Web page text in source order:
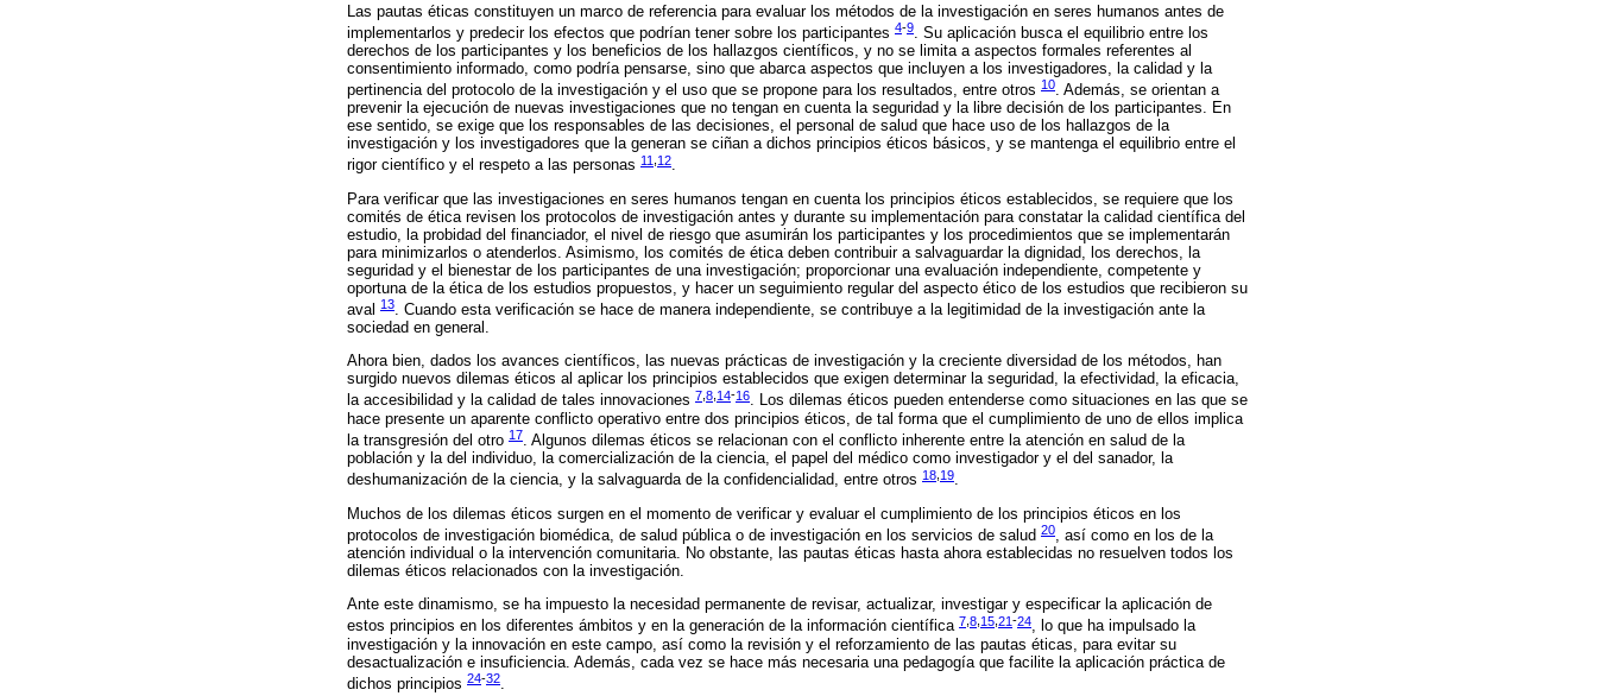
Las pautas éticas constituyen un marco de referencia para evaluar los métodos de la investigación en seres humanos antes de
implementarlos y predecir los efectos que podrían tener sobre los participantes 4-9
. Su aplicación busca el equilibrio entre los
derechos de los participantes y los beneficios de los hallazgos científicos, y no se limita a aspectos formales referentes al
consentimiento informado, como podría pensarse, sino que abarca aspectos que incluyen a los investigadores, la calidad y la
pertinencia del protocolo de la investigación y el uso que se propone para los resultados, entre otros 10. Además, se orientan a
prevenir la ejecución de nuevas investigaciones que no tengan en cuenta la seguridad y la libre decisión de los participantes. En
ese sentido, se exige que los responsables de las decisiones, el personal de salud que hace uso de los hallazgos de la
investigación y los investigadores que la generan se ciñan a dichos principios éticos básicos, y se mantenga el equilibrio entre el
rigor científico y el respeto a las personas 11 12.
Para verificar que las investigaciones en seres humanos tengan en cuenta los principios éticos establecidos, se requiere que los
comités de ética revisen los protocolos de investigación antes y durante su implementación para constatar la calidad científica del
estudio, la probidad del financiador, el nivel de riesgo que asumirán los participantes y los procedimientos que se implementarán
para minimizarlos o atenderlos. Asimismo, los comités de ética deben contribuir a salvaguardar la dignidad, los derechos, la
seguridad y el bienestar de los participantes de una investigación; proporcionar una evaluación independiente, competente y
oportuna de la ética de los estudios propuestos, y hacer un seguimiento regular del aspecto ético de los estudios que recibieron su
aval 13. Cuando esta verificación se hace de manera independiente, se contribuye a la legitimidad de la investigación ante la
sociedad en general.
Ahora bien, dados los avances científicos, las nuevas prácticas de investigación y la creciente diversidad de los métodos, han
surgido nuevos dilemas éticos al aplicar los principios establecidos que exigen determinar la seguridad, la efectividad, la eficacia,
la accesibilidad y la calidad de tales innovaciones 7,8,14-16. Los dilemas éticos pueden entenderse como situaciones en las que se
hace presente un aparente conflicto operativo entre dos principios éticos, de tal forma que el cumplimiento de uno de ellos implica
la transgresión del otro 17. Algunos dilemas éticos se relacionan con el conflicto inherente entre la atención en salud de la
población y la del individuo, la comercialización de la ciencia, el papel del médico como investigador y el del sanador, la
deshumanización de la ciencia, y la salvaguarda de la confidencialidad, entre otros 18 19.
Muchos de los dilemas éticos surgen en el momento de verificar y evaluar el cumplimiento de los principios éticos en los
protocolos de investigación biomédica, de salud pública o de investigación en los servicios de salud 20, así como en los de la
atención individual o la intervención comunitaria. No obstante, las pautas éticas hasta ahora establecidas no resuelven todos los
dilemas éticos relacionados con la investigación.
Ante este dinamismo, se ha impuesto la necesidad permanente de revisar, actualizar, investigar y especificar la aplicación de
estos principios en los diferentes ámbitos y en la generación de la información científica 7 8 15 21-24, lo que ha impulsado la
investigación y la innovación en este campo, así como la revisión y el reforzamiento de las pautas éticas, para evitar su
desactualización e insuficiencia. Además, cada vez se hace más necesaria una pedagogía que facilite la aplicación práctica de
dichos principios 24-32.